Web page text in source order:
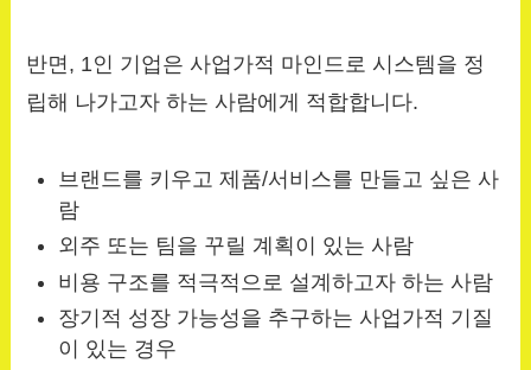
반면, 1인 기업은 사업가적 마인드로 시스템을 정
립해 나가고자 하는 사람에게 적합합니다.
브랜드를 키우고 제품/서비스를 만들고 싶은 사
람
외주 또는 팀을 꾸릴 계획이 있는 사람
비용 구조를 적극적으로 설계하고자 하는 사람
장기적 성장 가능성을 추구하는 사업가적 기질
이 있는 경우